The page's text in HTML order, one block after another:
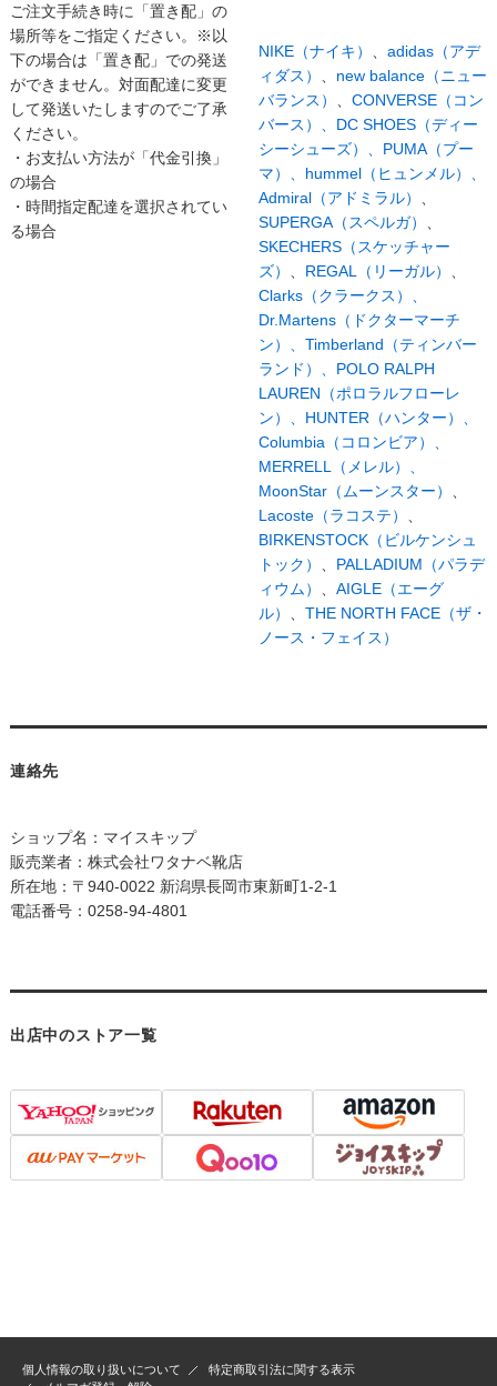
ご注文手続き時に「置き配」の
場所等をご指定ください。※以
下の場合は「置き配」での発送
ができません。対面配達に変更
して発送いたしますのでご了承
ください。
・お支払い方法が「代金引換」
の場合
・時間指定配達を選択されてい
る場合
NIKE（ナイキ） 、 adidas（アデ
ィダス） 、 new balance（ニュー
バランス） 、 CONVERSE（コン
バース）、 DC SHOES（ディー
シーシューズ）、 PUMA（プー
マ）、 hummel（ヒュンメル）、
Admiral（アドミラル） 、
SUPERGA（スペルガ） 、
SKECHERS（スケッチャー
ズ） 、 REGAL（リーガル） 、
Clarks（クラークス）、
Dr.Martens（ドクターマーチ
ン）、 Timberland（ティンバー
ランド）、 POLO RALPH
LAUREN（ポロラルフローレ
ン）、 HUNTER（ハンター）、
Columbia（コロンビア）、
MERRELL（メレル）、
MoonStar（ムーンスター） 、
Lacoste（ラコステ） 、
BIRKENSTOCK（ビルケンシュ
トック） 、 PALLADIUM（パラデ
ィウム） 、 AIGLE（エーグ
ル） 、 THE NORTH FACE（ザ・
ノース・フェイス）
連絡先
ショップ名：マイスキップ
販売業者：株式会社ワタナベ靴店
所在地：〒940-0022 新潟県長岡市東新町1-2-1
電話番号：0258-94-4801
出店中のストア一覧
個人情報の取り扱いについて
特定商取引法に関する表示